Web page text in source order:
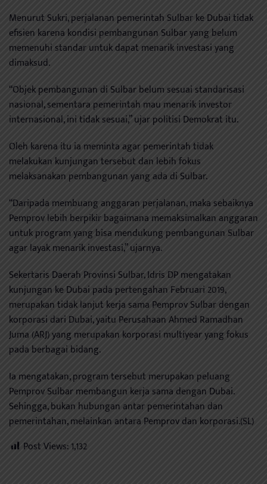
Menurut Sukri, perjalanan pemerintah Sulbar ke Dubai tidak
efisien karena kondisi pembangunan Sulbar yang belum
memenuhi standar untuk dapat menarik investasi yang
dimaksud.
“Objek pembangunan di Sulbar belum sesuai standarisasi
nasional, sementara pemerintah mau menarik investor
internasional, ini tidak sesuai,” ujar politisi Demokrat itu.
Oleh karena itu ia meminta agar pemerintah tidak
melakukan kunjungan tersebut dan lebih fokus
melaksanakan pembangunan yang ada di Sulbar.
“Daripada membuang anggaran perjalanan, maka sebaiknya
Pemprov lebih berpikir bagaimana memaksimalkan anggaran
untuk program yang bisa mendukung pembangunan Sulbar
agar layak menarik investasi,” ujarnya.
Sekertaris Daerah Provinsi Sulbar, Idris DP mengatakan
kunjungan ke Dubai pada pertengahan Februari 2019,
merupakan tidak lanjut kerja sama Pemprov Sulbar dengan
korporasi dari Dubai, yaitu Perusahaan Ahmed Ramadhan
Juma (ARJ) yang merupakan korporasi multiyear yang fokus
pada berbagai bidang.
Ia mengatakan, program tersebut merupakan peluang
Pemprov Sulbar membangun kerja sama dengan Dubai.
Sehingga, bukan hubungan antar pemerintahan dan
pemerintahan, melainkan antara Pemprov dan korporasi.(SL)
Post Views:1,132